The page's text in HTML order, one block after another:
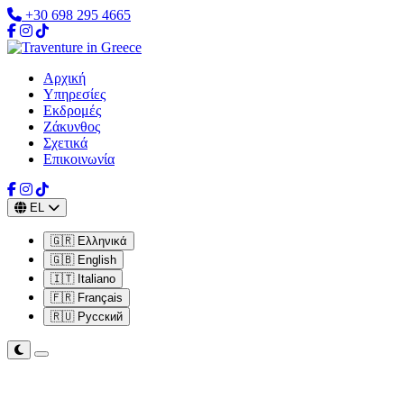
+30 698 295 4665
Αρχική
Υπηρεσίες
Εκδρομές
Ζάκυνθος
Σχετικά
Επικοινωνία
EL
🇬🇷 Ελληνικά
🇬🇧 English
🇮🇹 Italiano
🇫🇷 Français
🇷🇺 Русский